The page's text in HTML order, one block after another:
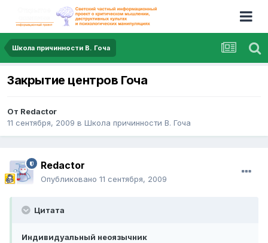
Школа причинности В. Гоча
Закрытие центров Гоча
От Redactor
11 сентября, 2009 в Школа причинности В. Гоча
Redactor
Опубликовано 11 сентября, 2009
Цитата
Индивидуальный неоязычник